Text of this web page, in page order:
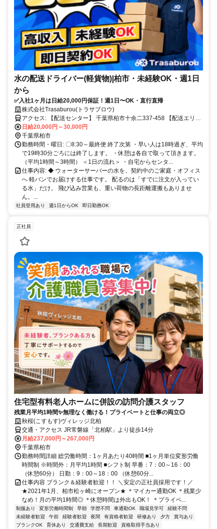
水の配送ドライバー(軽貨物)|柏市・未経験OK・週1日
から
✅入社1ヶ月は日給20,000円保証！週1日〜OK・直行直帰
株式会社Trasaburou(トラサブロウ)
アクセス: 【配送センター】 千葉県柏市十余二337-458 【配送エリ
ア】 千葉県 我孫子市・鎌ヶ谷市・松戸市・柏市・流山市・白井市
【本社】 千葉県柏市高柳801-1（東武野田線 高柳駅より車5分）
日給20,000円～30,000円
千葉県柏市
勤務時間・曜日: 〇8:30～最終便 終了次第 ・早い人は18時過ぎ、平均
で19時30分ごろには終了します。 ・休憩は各自で取って頂きます。
（平均1時間～3時間） ＜1日の流れ＞ ・自宅からセンタ...
仕事内容: ◆ ウォーターサーバーの水を、契約中のご家庭・オフィス
へ 軽バンでお届けする仕事です。 配るのは「すでに注文が入ってい
る水」だけ。 飛び込み営業も、重い荷物の長距離運搬もありませ
ん。...
社員登用あり 週1日からOK 即日勤務OK
正社員
住宅型有料老人ホームに併設の訪問介護スタッフ
残業月平均1時間✨無理なく働ける！プライベートと仕事の両立◎
秋桜(こすもす)ヴィレッジ北柏
交通・アクセス JR常磐線「北柏駅」より徒歩14分
月給237,000円～267,000円
千葉県柏市
勤務時間詳細 総労働時間：1ヶ月あたり40時間 ■1ヶ月単位変形労働
時間制 ※時間外：月平均1時間 ■シフト制 早番：7：00～16：00
（休憩60分） 日勤：9：00～18：00 （休憩60分...
仕事内容 ブランク＆経験者歓迎！！ ＼安定の正社員採用です！／
★2021年1月、柏市松ヶ崎にオープン★ ＊マイカー通勤OK ＊残業少
なめ！月の平均1時間◎ ＊休憩時間は外出もOK！ ＊プライベ...
制服あり 変形労働時間制 早朝 学歴不問 車通勤OK 職場見学可
経験不問
未経験者歓迎
午前 経験者歓迎 夜間 有資格者歓迎 研修あり 夕方
賞与あり
ブランクOK
育休あり 交通費支給 長期歓迎 資格取得手当あり